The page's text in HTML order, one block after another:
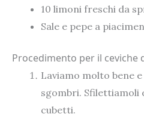
10 limoni freschi da
Sale e pepe a
Procedimento per il ceviche
Laviamo molto bene
sgombri. Sfilettiamoli
cubetti.